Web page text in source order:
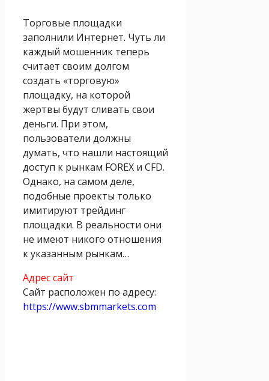
Торговые площадки
заполнили Интернет. Чуть ли
каждый мошенник теперь
считает своим долгом
создать «торговую»
площадку, на которой
жертвы будут сливать свои
деньги. При этом,
пользователи должны
думать, что нашли настоящий
доступ к рынкам FOREX и CFD.
Однако, на самом деле,
подобные проекты только
имитируют трейдинг
площадки. В реальности они
не имеют никого отношения
к указанным рынкам…
Адрес сайт
Сайт расположен по адресу:
https://www.sbmmarkets.com